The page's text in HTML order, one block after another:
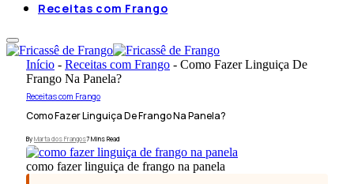
Receitas com Frango
Início - Receitas com Frango - Como Fazer Linguiça De
Frango Na Panela?
Receitas com Frango
Como Fazer Linguiça De Frango Na Panela?
ByMarta dos Frangos7 Mins Read
como fazer linguiça de frango na panela